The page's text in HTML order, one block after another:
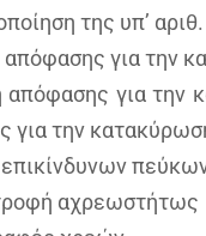
της υπ’
για την
για την
για την
αχρεωστήτως